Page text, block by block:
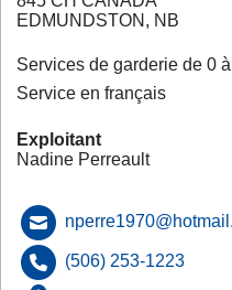
EDMUNDSTON, NB
Services de garderie de 0
Service en français
Exploitant
Nadine Perreault
(506) 253-1223